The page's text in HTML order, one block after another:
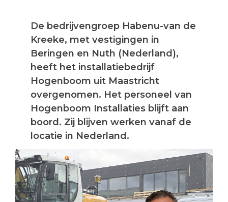
De bedrijvengroep Habenu-van de
Kreeke, met vestigingen in
Beringen en Nuth (Nederland),
heeft het installatiebedrijf
Hogenboom uit Maastricht
overgenomen. Het personeel van
Hogenboom Installaties blijft aan
boord. Zij blijven werken vanaf de
locatie in Nederland.